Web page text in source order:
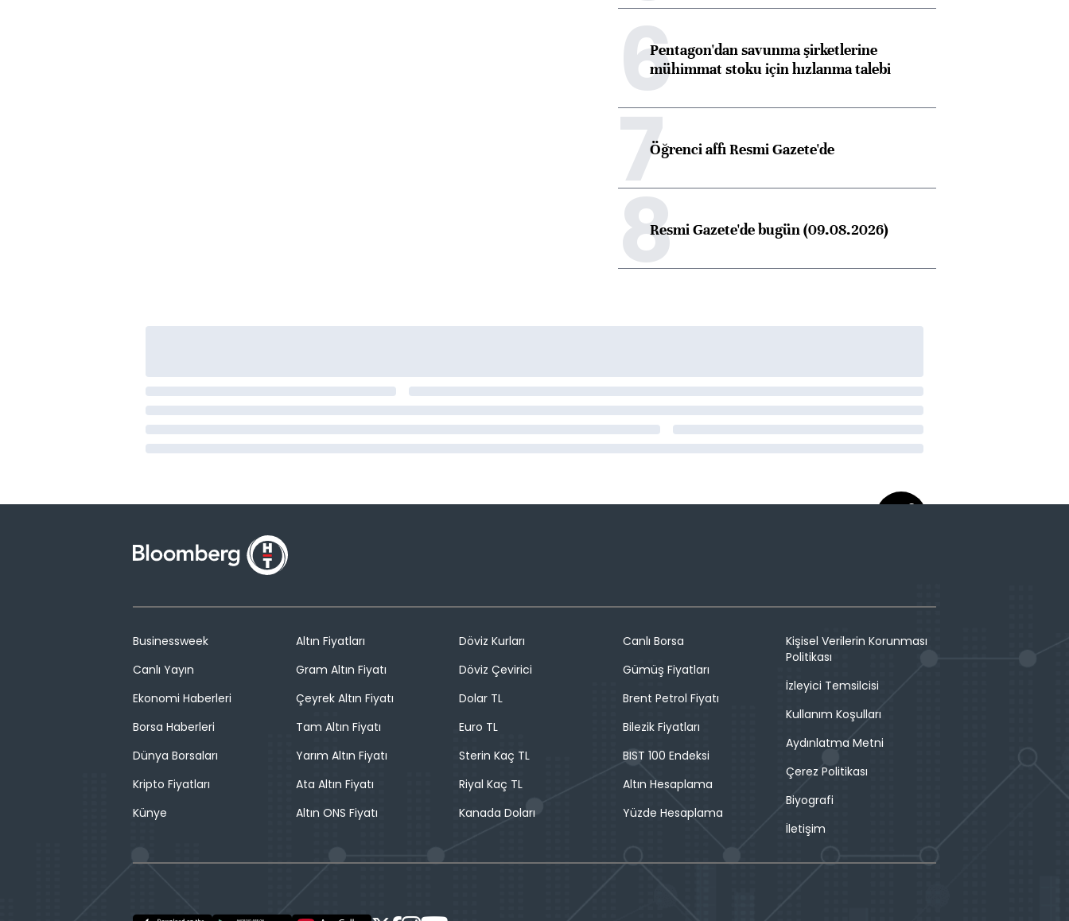
6Pentagon'dan savunma şirketlerine
mühimmat stoku için hızlanma talebi
7Öğrenci affı Resmi Gazete'de
8Resmi Gazete'de bugün (09.08.2026)
Businessweek
Canlı Yayın
Ekonomi Haberleri
Borsa Haberleri
Dünya Borsaları
Kripto Fiyatları
Künye
Altın Fiyatları
Gram Altın Fiyatı
Çeyrek Altın Fiyatı
Tam Altın Fiyatı
Yarım Altın Fiyatı
Ata Altın Fiyatı
Altın ONS Fiyatı
Döviz Kurları
Döviz Çevirici
Dolar TL
Euro TL
Sterin Kaç TL
Riyal Kaç TL
Kanada Doları
Canlı Borsa
Gümüş Fiyatları
Brent Petrol Fiyatı
Bilezik Fiyatları
BIST 100 Endeksi
Altın Hesaplama
Yüzde Hesaplama
Kişisel Verilerin Korunması
Politikası
İzleyici Temsilcisi
Kullanım Koşulları
Aydınlatma Metni
Çerez Politikası
Biyografi
İletişim